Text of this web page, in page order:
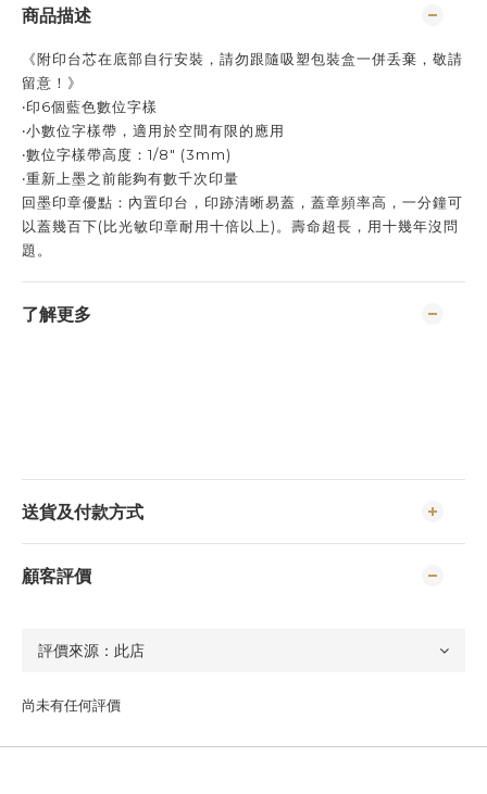
商品描述
《附印台芯在底部自行安裝，請勿跟隨吸塑包裝盒一併丢棄，敬請
留意！》
‧印6個藍色數位字樣
‧小數位字樣帶，適用於空間有限的應用
‧數位字樣帶高度：1/8" (3mm)
‧重新上墨之前能夠有數千次印量
回墨印章優點：內置印台，印跡清晰易蓋，蓋章頻率高，一分鐘可
以蓋幾百下(比光敏印章耐用十倍以上)。壽命超長，用十幾年沒問
題。
了解更多
送貨及付款方式
顧客評價
尚未有任何評價